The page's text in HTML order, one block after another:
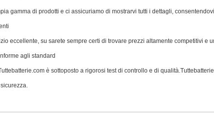
gamma di prodotti e ci assicuriamo di mostrarvi tutti i dettagli,
eccellente, su sarete sempre certi di trovare prezzi altamente competitivi e
agli standard
è sottoposto a rigorosi test di controllo e di